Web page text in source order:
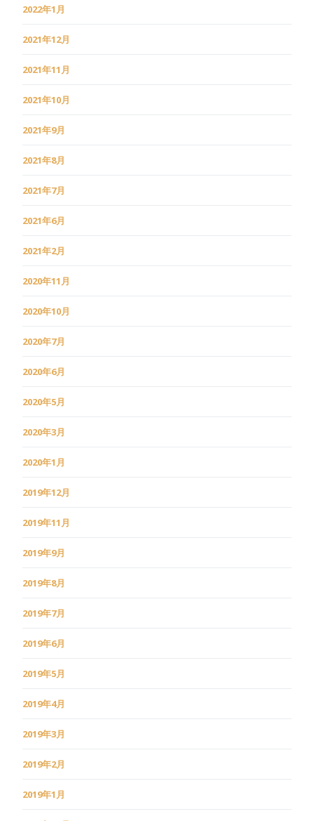
2022年1月
2021年12月
2021年11月
2021年10月
2021年9月
2021年8月
2021年7月
2021年6月
2021年2月
2020年11月
2020年10月
2020年7月
2020年6月
2020年5月
2020年3月
2020年1月
2019年12月
2019年11月
2019年9月
2019年8月
2019年7月
2019年6月
2019年5月
2019年4月
2019年3月
2019年2月
2019年1月